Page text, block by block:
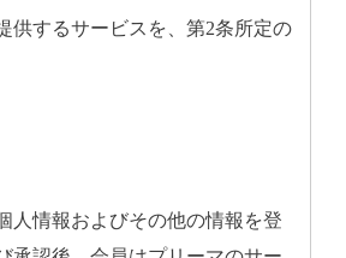
供するサービスを、第2条所定の
人情報およびその他の情報を登